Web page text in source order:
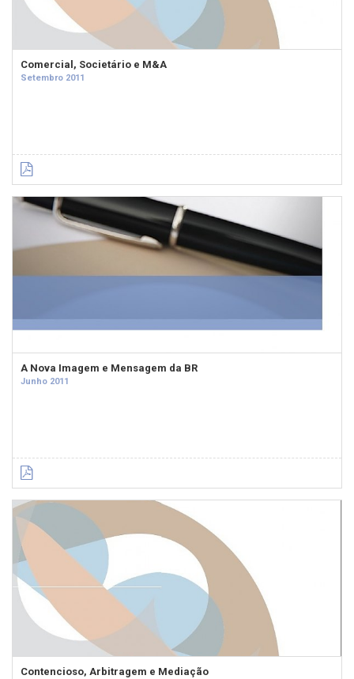
Comercial, Societário e M&A
Setembro 2011
A Nova Imagem e Mensagem da BR
Junho 2011
Contencioso, Arbitragem e Mediação